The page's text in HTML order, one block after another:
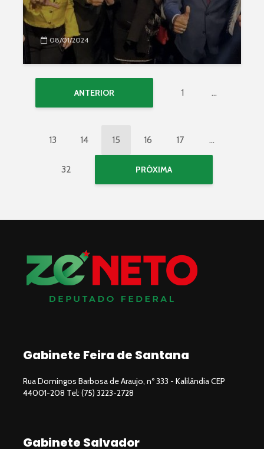
08/01/2024
ANTERIOR 1 …
13 14 15 16 17 …
32 PRÓXIMA
Gabinete Feira de Santana
Rua Domingos Barbosa de Araujo, nº 333 - Kalilândia CEP
44001-208 Tel: (75) 3223-2728
Gabinete Salvador